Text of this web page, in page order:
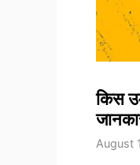
किस
August